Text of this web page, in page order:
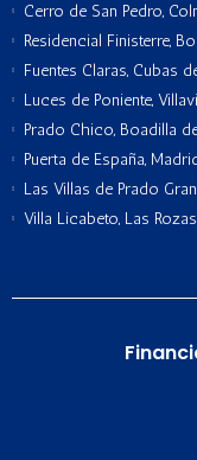
Cerro de San Pedro,
Residencial Finisterre,
Fuentes Claras, Cubas
Luces de Poniente,
Prado Chico, Boadilla
Puerta de España,
Las Villas de Prado
Villa Licabeto, Las Rozas